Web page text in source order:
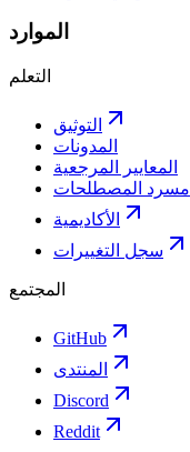
الموارد
التعلم
التوثيق
المدونات
المعايير المرجعية
مسرد المصطلحات
الأكاديمية
سجل التغييرات
المجتمع
GitHub
المنتدى
Discord
Reddit